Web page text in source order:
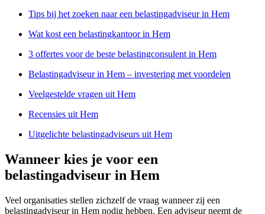
Tips bij het zoeken naar een belastingadviseur in Hem
Wat kost een belastingkantoor in Hem
3 offertes voor de beste belastingconsulent in Hem
Belastingadviseur in Hem – investering met voordelen
Veelgestelde vragen uit Hem
Recensies uit Hem
Uitgelichte belastingadviseurs uit Hem
Wanneer kies je voor een
belastingadviseur in Hem
Veel organisaties stellen zichzelf de vraag wanneer zij een
belastingadviseur in Hem nodig hebben. Een adviseur neemt de